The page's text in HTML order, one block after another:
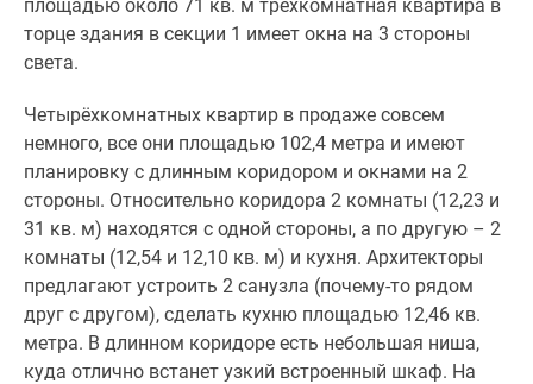
площадью около 71 кв. м трехкомнатная квартира в
торце здания в секции 1 имеет окна на 3 стороны
света.
Четырёхкомнатных квартир в продаже совсем
немного, все они площадью 102,4 метра и имеют
планировку с длинным коридором и окнами на 2
стороны. Относительно коридора 2 комнаты (12,23 и
31 кв. м) находятся с одной стороны, а по другую – 2
комнаты (12,54 и 12,10 кв. м) и кухня. Архитекторы
предлагают устроить 2 санузла (почему-то рядом
друг с другом), сделать кухню площадью 12,46 кв.
метра. В длинном коридоре есть небольшая ниша,
куда отлично встанет узкий встроенный шкаф. На